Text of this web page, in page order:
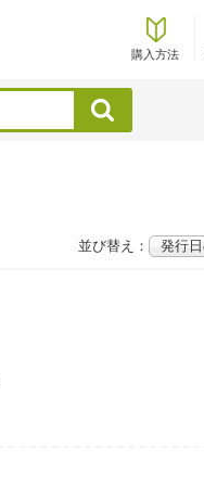
購入方法
検索
並び替え：